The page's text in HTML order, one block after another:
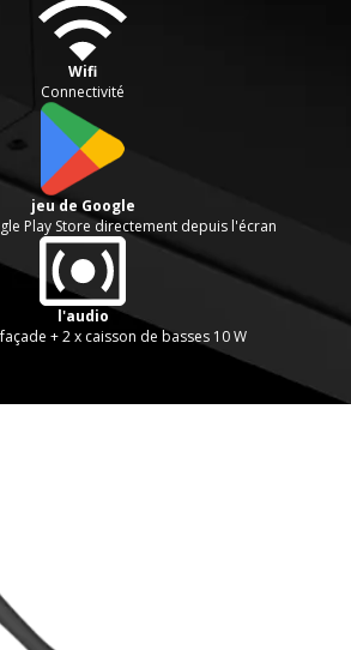
Wifi
Connectivité
jeu de Google
Play Store directement depuis l'écran
l'audio
+ 2 x caisson de basses 10 W